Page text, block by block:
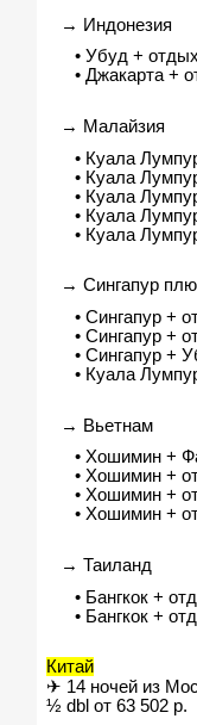
→ Индонезия
• Убуд + отдых
• Джакарта +
→ Малайзия
• Куала Лумпур
• Куала Лумпур
• Куала Лумпур
• Куала Лумпур
• Куала Лумпур
→ Сингапур
• Сингапур +
• Сингапур +
• Сингапур +
• Куала
→ Вьетнам
• Хошимин +
• Хошимин +
• Хошимин +
• Хошимин +
→ Таиланд
• Бангкок +
• Бангкок +
Китай
✈ 14 ночей из
½ dbl от 63 502 р.